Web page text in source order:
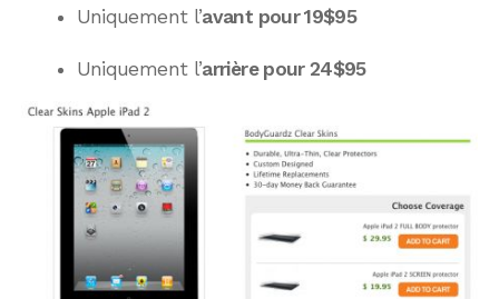
Uniquement l’avant pour 19$95
Uniquement l’arrière pour 24$95